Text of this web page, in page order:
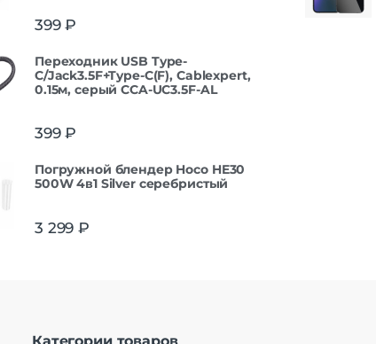
399₽
Переходник USB Type-
C/Jack3.5F+Type-C(F), Cablexpert,
0.15м, серый CCA-UC3.5F-AL
399₽
Погружной блендер Hoco HE30
500W 4в1 Silver серебристый
3 299 ₽